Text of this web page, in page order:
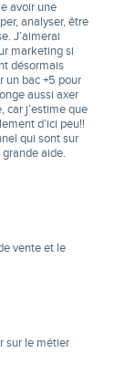
avoir une
analyser, être
J’aimerai
marketing si
désormais
un bac +5 pour
aussi axer
car j’estime que
d’ici peu!!
qui sont sur
grande aide.
vente et le
sur le métier